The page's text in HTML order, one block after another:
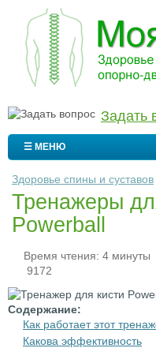
Задать
☰ МЕНЮ
Здоровье спины и суставов
Тренажеры
Powerball
Время чтения: 4 минуты
9172
Содержание:
Как работает этот
Какова эффективность